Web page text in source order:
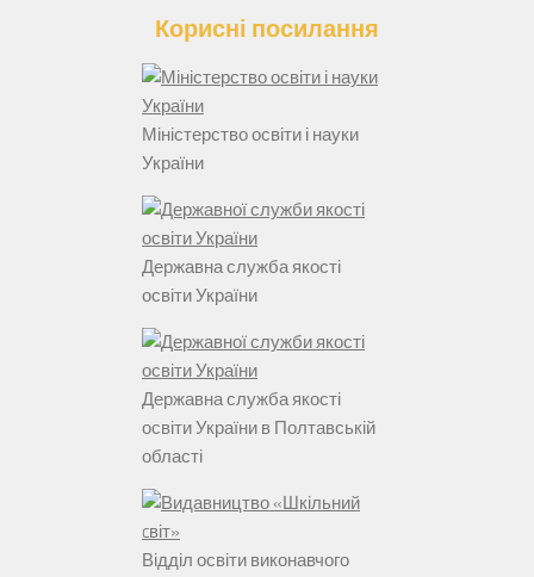
Корисні посилання
Міністерство освіти і науки
України
Державна служба якості
освіти України
Державна служба якості
освіти України в Полтавській
області
Відділ освіти виконавчого